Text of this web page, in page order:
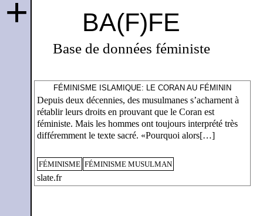
BA(F)FE
Base de données féministe
+
FÉMINISME ISLAMIQUE: LE CORAN AU FÉMININ
Depuis deux décennies, des musulmanes s’acharnent à
rétablir leurs droits en prouvant que le Coran est
féministe. Mais les hommes ont toujours interprété très
différemment le texte sacré. «Pourquoi alors[…]
FÉMINISME FÉMINISME MUSULMAN
slate.fr